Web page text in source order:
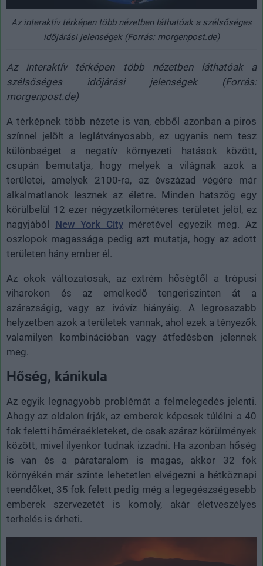
Az interaktív térképen több nézetben láthatóak a szélsőséges
időjárási jelenségek (Forrás: morgenpost.de)
Az interaktív térképen több nézetben láthatóak a
szélsőséges időjárási jelenségek (Forrás:
morgenpost.de)
A térképnek több nézete is van, ebből azonban a piros
színnel jelölt a leglátványosabb, ez ugyanis nem tesz
különbséget a negatív környezeti hatások között,
csupán bemutatja, hogy melyek a világnak azok a
területei, amelyek 2100-ra, az évszázad végére már
alkalmatlanok lesznek az életre. Minden hatszög egy
körülbelül 12 ezer négyzetkilométeres területet jelöl, ez
nagyjából New York Cityméretével egyezik meg. Az
oszlopok magassága pedig azt mutatja, hogy az adott
területen hány ember él.
Az okok változatosak, az extrém hőségtől a trópusi
viharokon és az emelkedő tengeriszinten át a
szárazságig, vagy az ivóvíz hiányáig. A legrosszabb
helyzetben azok a területek vannak, ahol ezek a tényezők
valamilyen kombinációban vagy átfedésben jelennek
meg.
Hőség, kánikula
Az egyik legnagyobb problémát a felmelegedés jelenti.
Ahogy az oldalon írják, az emberek képesek túlélni a 40
fok feletti hőmérsékleteket, de csak száraz körülmények
között, mivel ilyenkor tudnak izzadni. Ha azonban hőség
is van és a párataralom is magas, akkor 32 fok
környékén már szinte lehetetlen elvégezni a hétköznapi
teendőket, 35 fok felett pedig még a legegészségesebb
emberek szervezetét is komoly, akár életveszélyes
terhelés is érheti.